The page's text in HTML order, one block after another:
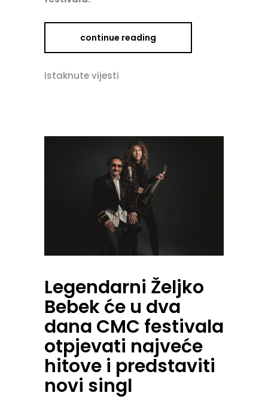
continue reading
Istaknute vijesti
Legendarni Željko
Bebek će u dva
dana CMC festivala
otpjevati najveće
hitove i predstaviti
novi singl